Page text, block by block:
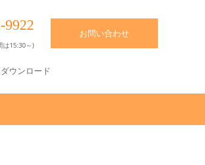
9922
は15:30～)
お問い合わせ
ウンロード